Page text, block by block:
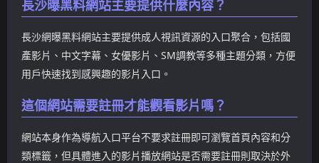
長沙曝黑料網站主要提供什麼內容？
長沙網曝黑料網站主要提供成人視訊資源的入口聚合，包括國
產影片、中文字幕、女優影片、SM調教等多種主題分類，方便
用戶快速找到感興趣的影片入口。
這個網站需要註冊才能觀看影片嗎？
網站本身作為導航入口平台不要求註冊即可瀏覽首頁內容和分
類標籤，但具體進入的影片播放網站是否需要註冊則取決於外